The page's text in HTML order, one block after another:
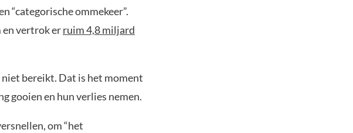
“categorische ommekeer”.
en vertrok erruim 4,8 miljard
bereikt. Dat is het moment
gooien en hun verlies nemen.
om “het